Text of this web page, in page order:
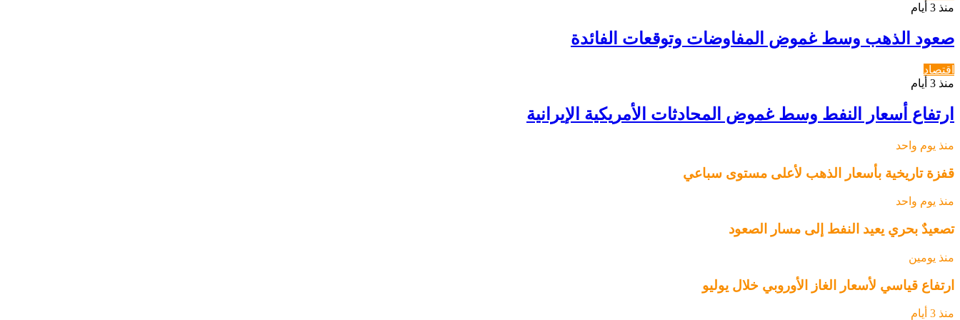
منذ 3 أيام
صعود الذهب وسط غموض المفاوضات وتوقعات الفائدة
اقتصاد
منذ 3 أيام
ارتفاع أسعار النفط وسط غموض المحادثات الأمريكية الإيرانية
منذ يوم واحد
قفزة تاريخية بأسعار الذهب لأعلى مستوى سباعي
منذ يوم واحد
تصعيدٌ بحري يعيد النفط إلى مسار الصعود
منذ يومين
ارتفاع قياسي لأسعار الغاز الأوروبي خلال يوليو
منذ 3 أيام